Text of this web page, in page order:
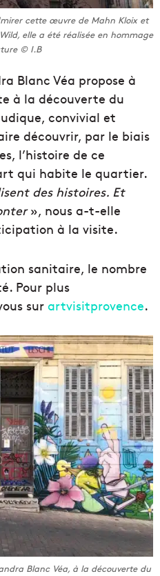
cette œuvre de Mahn Kloix et
elle a été réalisée en hommage
© I.B
Blanc Véa propose à
à la découverte du
convivial et
découvrir, par le biais
l’histoire de ce
qui habite le quartier.
des histoires. Et
», nous a-t-elle
à la visite.
sanitaire, le nombre
Pour plus
sur artvisitprovence.
Blanc Véa, à la découverte du